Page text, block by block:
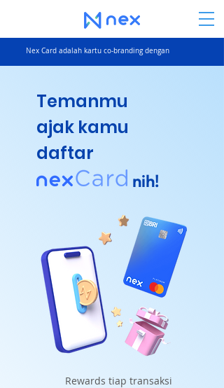
Nex Card adalah kartu co-branding dengan
Temanmu
ajak kamu
daftar
nih!
Rewards tiap transaksi